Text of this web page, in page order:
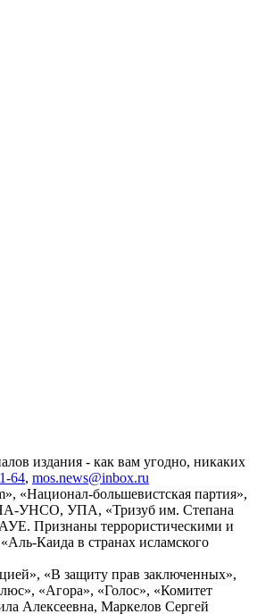
издания - как вам угодно, никаких
64, mos.news@inbox.ru
«Национал-большевистская партия»,
УНСО, УПА, «Тризуб им. Степана
Признаны террористическими и
Каида в странах исламского
«В защиту прав заключенных»,
«Агора», «Голос», «Комитет
Алексеевна, Маркелов Сергей